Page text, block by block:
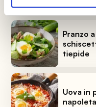
LE ULTIME GUIDE
Pranzo
tiepide
Uova in